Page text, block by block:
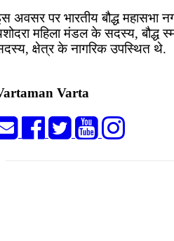
अवसर पर भारतीय बौद्ध महासभा
महिला मंडल के सदस्य,
क्षेत्र के नागरिक उपस्थित थे.
Varta